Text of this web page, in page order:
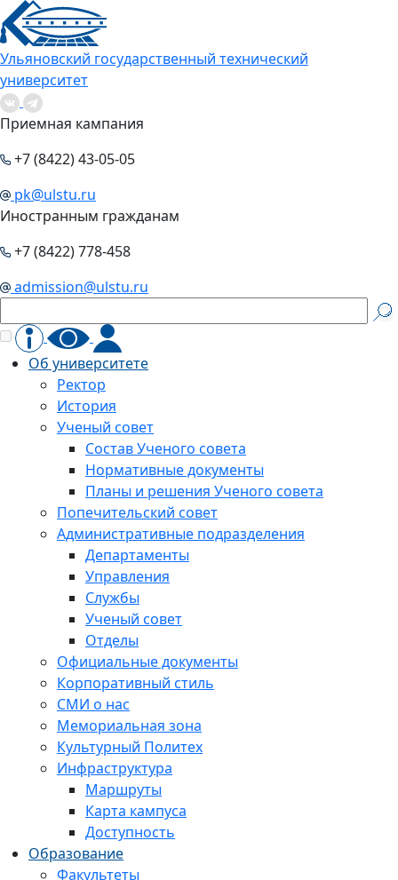
Ульяновский государственный технический
университет
Приемная кампания
+7 (8422) 43-05-05
pk@ulstu.ru
Иностранным гражданам
+7 (8422) 778-458
admission@ulstu.ru
Об университете
Ректор
История
Ученый совет
Состав Ученого совета
Нормативные документы
Планы и решения Ученого совета
Попечительский совет
Административные подразделения
Департаменты
Управления
Службы
Ученый совет
Отделы
Официальные документы
Корпоративный стиль
СМИ о нас
Мемориальная зона
Культурный Политех
Инфраструктура
Маршруты
Карта кампуса
Доступность
Образование
Факультеты